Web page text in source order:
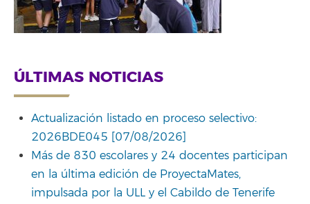
ÚLTIMAS NOTICIAS
Actualización listado en proceso selectivo:
2026BDE045 [07/08/2026]
Más de 830 escolares y 24 docentes participan
en la última edición de ProyectaMates,
impulsada por la ULL y el Cabildo de Tenerife